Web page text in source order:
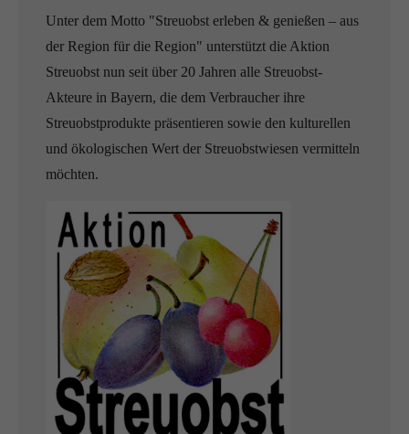
Unter dem Motto "Streuobst erleben & genießen – aus
der Region für die Region" unterstützt die Aktion
Streuobst nun seit über 20 Jahren alle Streuobst-
Akteure in Bayern, die dem Verbraucher ihre
Streuobstprodukte präsentieren sowie den kulturellen
und ökologischen Wert der Streuobstwiesen vermitteln
möchten.